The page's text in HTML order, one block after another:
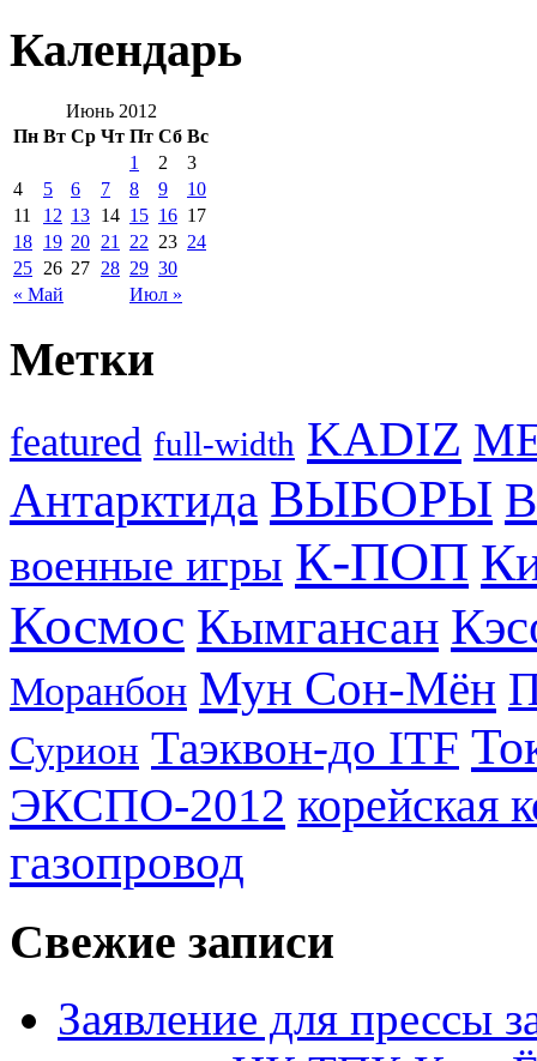
Календарь
Июнь 2012
Пн Вт Ср Чт Пт Сб Вс
« Май Июл »
1 2
3
4
5 6 7 8 9
10
11
12 13 14 15 16 17
18 19 20 21 22 23 24
25 26 27 28 29 30
Метки
featured full-width KADIZ
Антарктида ВЫБОРЫ
военные игры К-ПОП
Космос Кымгансан
Моранбон Мун Сон-Мён
Сурион Таэквон-до ITF
ЭКСПО-2012 корейская
газопровод
Свежие записи
Заявление для прессы